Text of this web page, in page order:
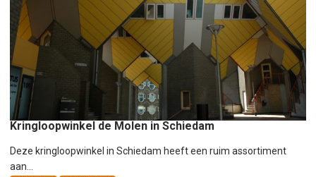
Kringloopwinkel de Molen in Schiedam
Deze kringloopwinkel in Schiedam heeft een ruim assortiment
aan...